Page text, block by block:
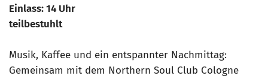
Einlass: 14 Uhr
teilbestuhlt
Musik, Kaffee und ein entspannter Nachmittag:
Gemeinsam mit dem Northern Soul Club Cologne